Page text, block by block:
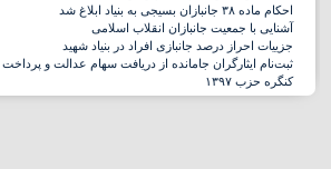
احکام ماده ۳۸ جانبازان بسیجی به بنیاد ابلاغ شد
آشنایی با جمعیت جانبازان انقلاب اسلامی
جزییات احراز درصد جانبازی افراد در بنیاد شهید
ثبت‌نام ایثارگران جامانده از دریافت سهام عدالت و
کنگره حزب ١٣٩٧